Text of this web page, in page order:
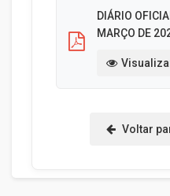
DIÁRIO
MARÇO DE
Voltar